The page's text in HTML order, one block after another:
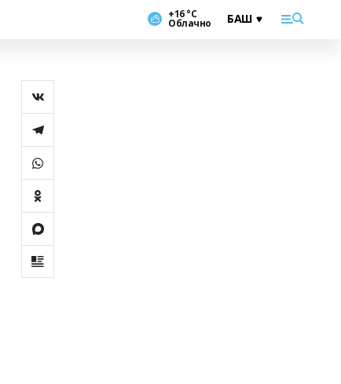
+16 °С
Облачно